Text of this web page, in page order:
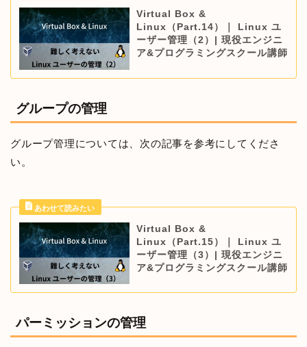
Virtual Box &
Linux（Part.14）｜ Linux ユ
ーザー管理（2）| 現役エンジニ
ア&プログラミングスクール講師
グループの管理
グループ管理については、次の記事を参考にしてくださ
い。
Virtual Box &
Linux（Part.15）｜ Linux ユ
ーザー管理（3）| 現役エンジニ
ア&プログラミングスクール講師
パーミッションの管理